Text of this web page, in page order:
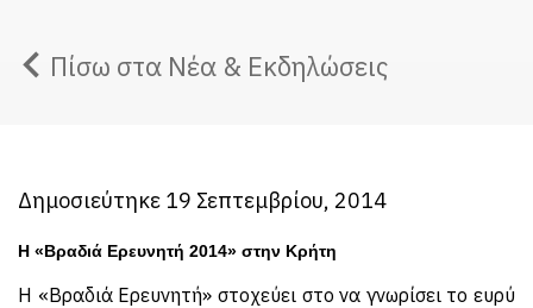
Πίσω στα Νέα & Εκδηλώσεις
Δημοσιεύτηκε 19 Σεπτεμβρίου, 2014
Η «Βραδιά Ερευνητή 2014» στην Κρήτη
Η «Βραδιά Ερευνητή» στοχεύει στο να γνωρίσει το ευρύ